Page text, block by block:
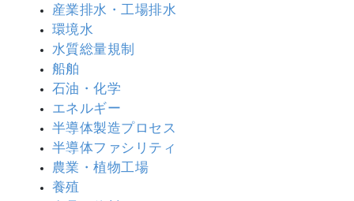
産業排水・工場排水
環境水
水質総量規制
船舶
石油・化学
エネルギー
半導体製造プロセス
半導体ファシリティ
農業・植物工場
養殖